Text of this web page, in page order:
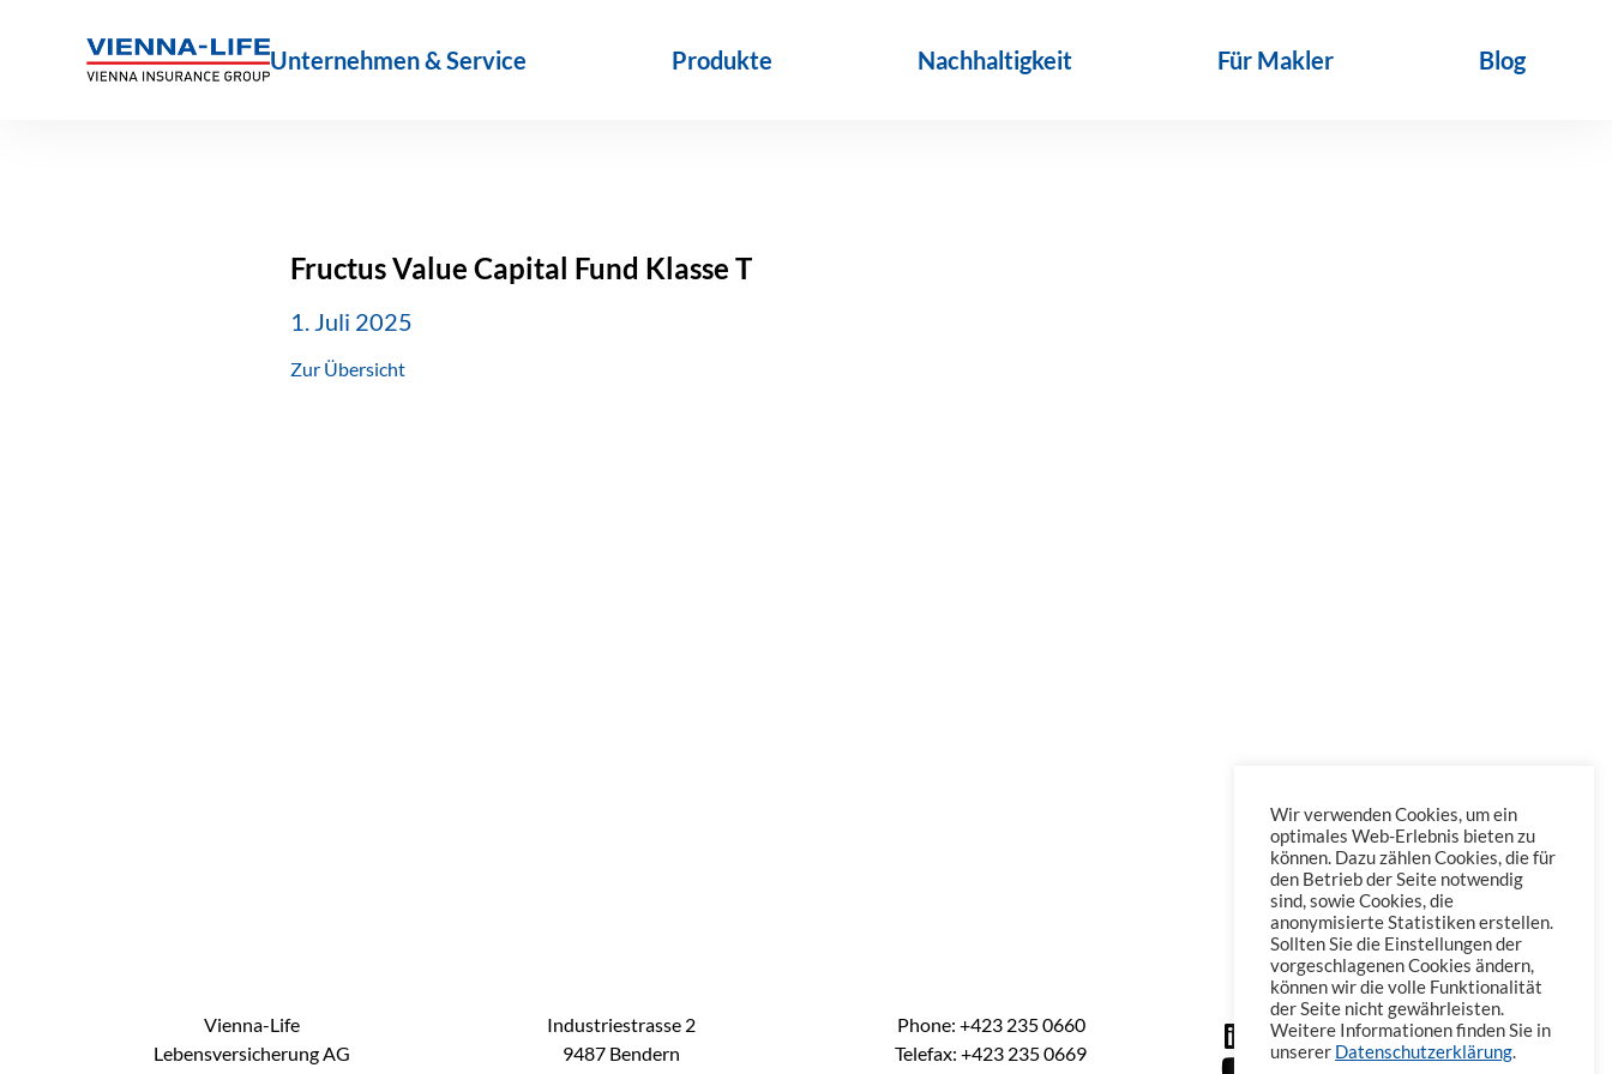
Unternehmen & Service Produkte Nachhaltigkeit Für Makler Blog
Fructus Value Capital Fund Klasse T
1. Juli 2025
Zur Übersicht
Vienna-Life
Lebensversicherung AG
Industriestrasse 2
9487 Bendern
Phone: +423 235 0660
Telefax: +423 235 0669
Wir verwenden Cookies, um ein
optimales Web-Erlebnis bieten zu
können. Dazu zählen Cookies, die für
den Betrieb der Seite notwendig
sind, sowie Cookies, die
anonymisierte Statistiken erstellen.
Sollten Sie die Einstellungen der
vorgeschlagenen Cookies ändern,
können wir die volle Funktionalität
der Seite nicht gewährleisten.
Weitere Informationen finden Sie in
unserer Datenschutzerklärung.